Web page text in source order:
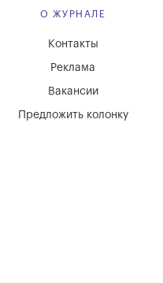
О ЖУРНАЛЕ
Вакансии
Реклама
Контакты
Предложить колонку